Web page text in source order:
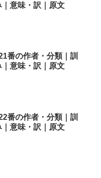
｜意味・訳｜原文
番の作者・分類｜訓
｜意味・訳｜原文
番の作者・分類｜訓
｜意味・訳｜原文